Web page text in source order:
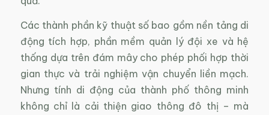
Các thành phần kỹ thuật số bao gồm nền tảng di
động tích hợp, phần mềm quản lý đội xe và hệ
thống dựa trên đám mây cho phép phối hợp thời
gian thực và trải nghiệm vận chuyển liền mạch.
Nhưng tính di động của thành phố thông minh
không chỉ là cải thiện giao thông đô thị – mà